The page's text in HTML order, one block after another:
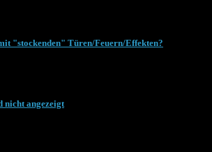
"stockenden" Türen/Feuern/Effekten?
nicht angezeigt